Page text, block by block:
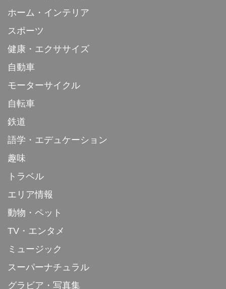
ホーム・インテリア
スポーツ
健康・エクササイズ
自動車
モーターサイクル
自転車
鉄道
語学・エデュケーション
趣味
トラベル
エリア情報
動物・ペット
TV・エンタメ
ミュージック
スーパーナチュラル
グラビア・写真集